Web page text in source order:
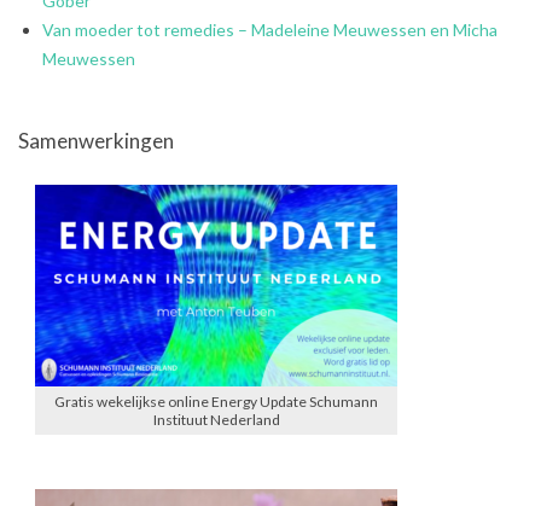
Van moeder tot remedies – Madeleine Meuwessen en Micha
Meuwessen
Samenwerkingen
Gratis wekelijkse online Energy Update Schumann
Instituut Nederland